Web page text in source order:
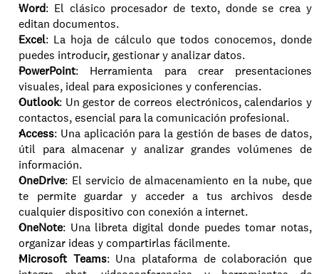
Word: El clásico procesador de texto, donde se crea y
editan documentos.
Excel: La hoja de cálculo que todos conocemos, donde
puedes introducir, gestionar y analizar datos.
PowerPoint: Herramienta para crear presentaciones
visuales, ideal para exposiciones y conferencias.
Outlook: Un gestor de correos electrónicos, calendarios y
contactos, esencial para la comunicación profesional.
Access: Una aplicación para la gestión de bases de datos,
útil para almacenar y analizar grandes volúmenes de
información.
OneDrive: El servicio de almacenamiento en la nube, que
te permite guardar y acceder a tus archivos desde
cualquier dispositivo con conexión a internet.
OneNote: Una libreta digital donde puedes tomar notas,
organizar ideas y compartirlas fácilmente.
Microsoft Teams: Una plataforma de colaboración que